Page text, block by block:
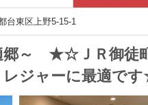
台東区上野5-15-1
郷～ ★☆ＪＲ御徒
レジャーに最適で